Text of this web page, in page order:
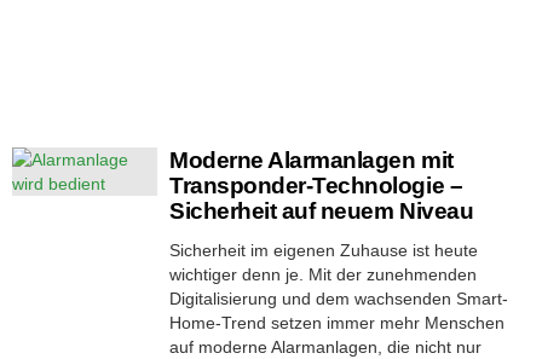
Moderne Alarmanlagen mit
Transponder-Technologie –
Sicherheit auf neuem Niveau
Sicherheit im eigenen Zuhause ist heute
wichtiger denn je. Mit der zunehmenden
Digitalisierung und dem wachsenden Smart-
Home-Trend setzen immer mehr Menschen
auf moderne Alarmanlagen, die nicht nur